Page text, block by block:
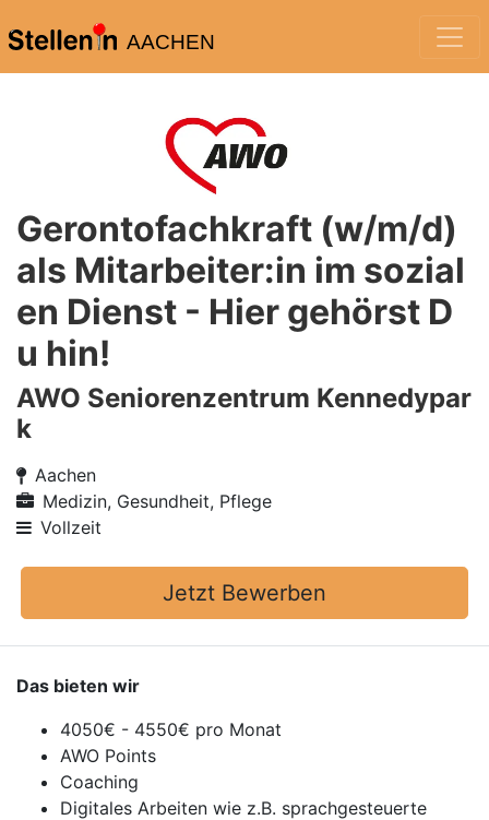
AACHEN
Gerontofachkraft (w/m/d)
als Mitarbeiter:in im sozial
en Dienst - Hier gehörst D
u hin!
AWO Seniorenzentrum Kennedypar
k
Aachen
Medizin, Gesundheit, Pflege
Vollzeit
Jetzt Bewerben
Das bieten wir
4050€ - 4550€ pro Monat
AWO Points
Coaching
Digitales Arbeiten wie z.B. sprachgesteuerte